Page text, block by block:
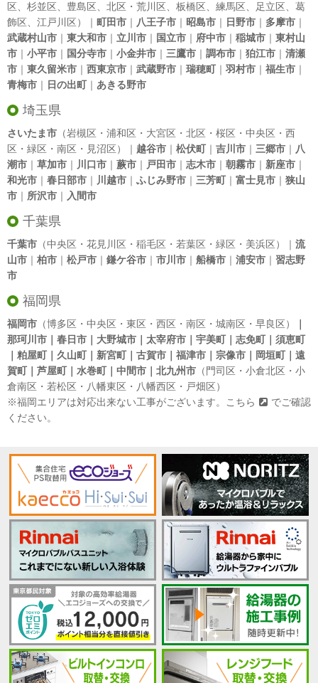
区、 杉並区、 豊島区、 北区 ・ 荒川区、 板橋区、 練馬区、 足立区、 葛
飾区、 江戸川区）｜ 町田市 ｜ 八王子市 ｜ 昭島市 ｜ 日野市 ｜ 多摩市 ｜
武蔵村山市 ｜ 東大和市 ｜ 立川市 ｜ 国立市 ｜ 府中市 ｜ 稲城市 ｜ 東村山
市 ｜ 小平市 ｜ 国分寺市 ｜ 小金井市 ｜ 三鷹市 ｜ 調布市 ｜ 狛江市 ｜ 清瀬
市 ｜ 東久留米市 ｜ 西東京市 ｜ 武蔵野市 ｜ 瑞穂町｜ 羽村市 ｜ 福生市 ｜
青梅市 ｜ 日の出町｜ あきる野市
埼玉県
さいたま市 （岩槻区・浦和区・大宮区・北区・桜区・中央区・西
区・緑区・南区・見沼区）｜ 越谷市 ｜ 松伏町｜ 吉川市 ｜ 三郷市 ｜ 八
潮市 ｜ 草加市 ｜ 川口市 ｜ 蕨市 ｜ 戸田市 ｜ 志木市 ｜ 朝霧市 ｜ 新座市 ｜
和光市 ｜ 春日部市 ｜ 川越市 ｜ ふじみ野市 ｜ 三芳町｜ 富士見市 ｜ 狭山
市 ｜ 所沢市 ｜ 入間市
千葉県
千葉市 （中央区・花見川区・稲毛区・若葉区・緑区・美浜区）｜ 流
山市 ｜ 柏市 ｜ 松戸市 ｜ 鎌ケ谷市 ｜ 市川市 ｜ 船橋市 ｜ 浦安市 ｜ 習志野
市
福岡県
福岡市 （博多区・中央区・東区・西区・南区・城南区・早良区）
那珂川市｜春日市｜大野城市｜太宰府市｜宇美町｜志免町｜須恵町
｜粕屋町｜久山町｜新宮町｜古賀市｜福津市｜宗像市｜岡垣町｜遠
賀町｜芦屋町｜水巻町｜中間市｜北九州市 （門司区・小倉北区・小
倉南区・若松区・八幡東区・八幡西区・戸畑区）
※福岡エリアは対応出来ない工事がございます。
こちら
でご確認
ください。